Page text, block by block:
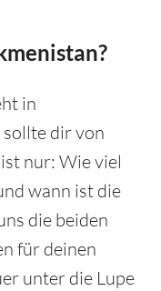
in
dir von
nur: Wie viel
wann ist die
die beiden
für deinen
unter die Lupe